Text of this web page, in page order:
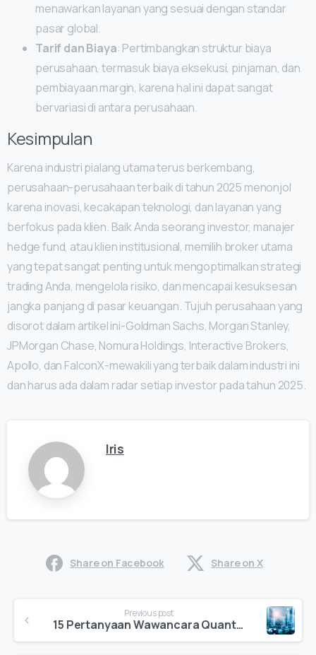
menawarkan layanan yang sesuai dengan standar
pasar global.
Tarif dan Biaya: Pertimbangkan struktur biaya
perusahaan, termasuk biaya eksekusi, pinjaman, dan
pembiayaan margin, karena hal ini dapat sangat
bervariasi di antara perusahaan.
Kesimpulan
Karena industri pialang utama terus berkembang,
perusahaan-perusahaan terbaik di tahun 2025 menonjol
karena inovasi, kecakapan teknologi, dan layanan yang
berfokus pada klien. Baik Anda seorang investor, manajer
hedge fund, atau klien institusional, memilih broker utama
yang tepat sangat penting untuk mengoptimalkan strategi
trading Anda, mengelola risiko, dan mencapai kesuksesan
jangka panjang di pasar keuangan. Tujuh perusahaan yang
disorot dalam artikel ini-Goldman Sachs, Morgan Stanley,
JPMorgan Chase, Nomura Holdings, Interactive Brokers,
Apollo, dan FalconX-mewakili yang terbaik dalam industri ini
dan harus ada dalam radar setiap investor pada tahun 2025.
Iris
Share on Facebook Share on X
Reading
Previous post
15 Pertanyaan Wawancara Quant Terbaik yang Harus Anda Ketahui untuk Tahun 2025